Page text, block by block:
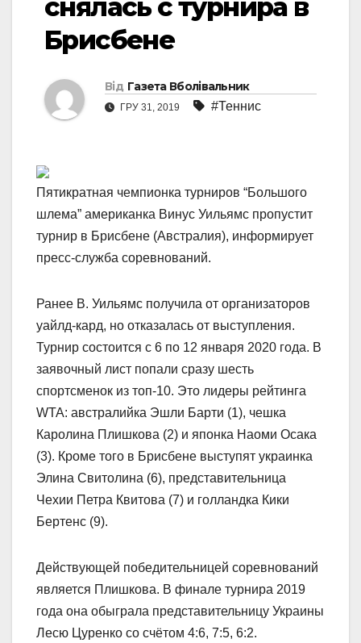
снялась с турнира в
Брисбене
Від Газета Вболівальник
ГРУ 31, 2019 #Теннис
Пятикратная чемпионка турниров “Большого
шлема” американка Винус Уильямс пропустит
турнир в Брисбене (Австралия), информирует
пресс-служба соревнований.
Ранее В. Уильямс получила от организаторов
уайлд-кард, но отказалась от выступления.
Турнир состоится с 6 по 12 января 2020 года. В
заявочный лист попали сразу шесть
спортсменок из топ-10. Это лидеры рейтинга
WTA: австралийка Эшли Барти (1), чешка
Каролина Плишкова (2) и японка Наоми Осака
(3). Кроме того в Брисбене выступят украинка
Элина Свитолина (6), представительница
Чехии Петра Квитова (7) и голландка Кики
Бертенс (9).
Действующей победительницей соревнований
является Плишкова. В финале турнира 2019
года она обыграла представительницу Украины
Лесю Цуренко со счётом 4:6, 7:5, 6:2.